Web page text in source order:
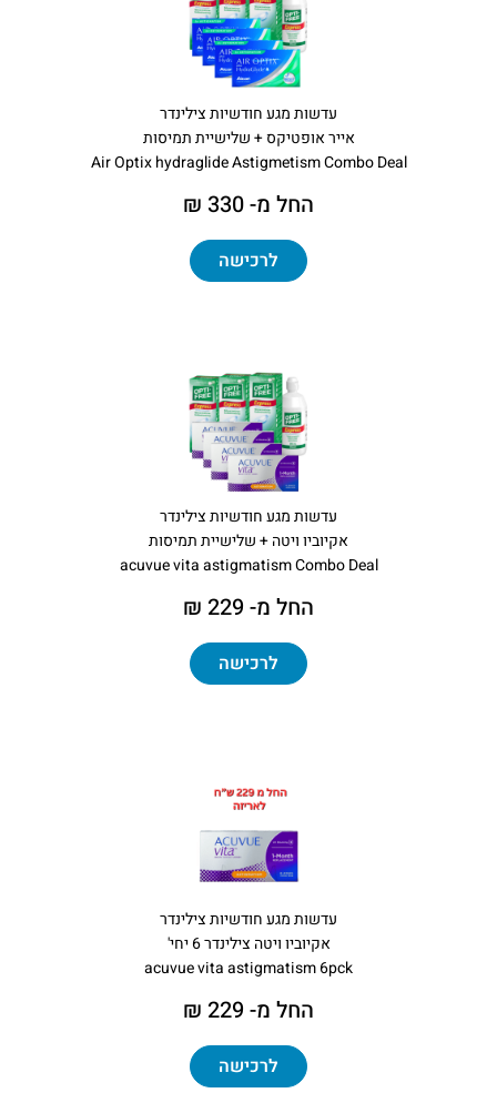
עדשות מגע חודשיות צילינדר
אייר אופטיקס + שלישיית תמיסות
Air Optix hydraglide Astigmetism Combo Deal
החל מ- 330 ₪
לרכישה
עדשות מגע חודשיות צילינדר
אקיוביו ויטה + שלישיית תמיסות
acuvue vita astigmatism Combo Deal
החל מ- 229 ₪
לרכישה
עדשות מגע חודשיות צילינדר
אקיוביו ויטה צילינדר 6 יחי'
acuvue vita astigmatism 6pck
החל מ- 229 ₪
לרכישה